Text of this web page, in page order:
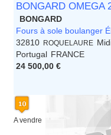
BONGARD OMEGA
BONGARD
Fours à sole boulanger
32810 ROQUELAURE
Portugal FRANCE
24 500,00 €
A vendre